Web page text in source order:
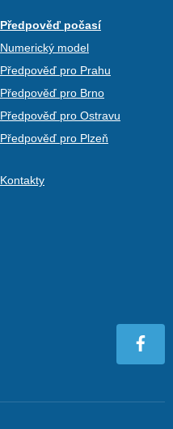
Předpověď počasí
Numerický model
Předpověď pro Prahu
Předpověď pro Brno
Předpověď pro Ostravu
Předpověď pro Plzeň
Kontakty